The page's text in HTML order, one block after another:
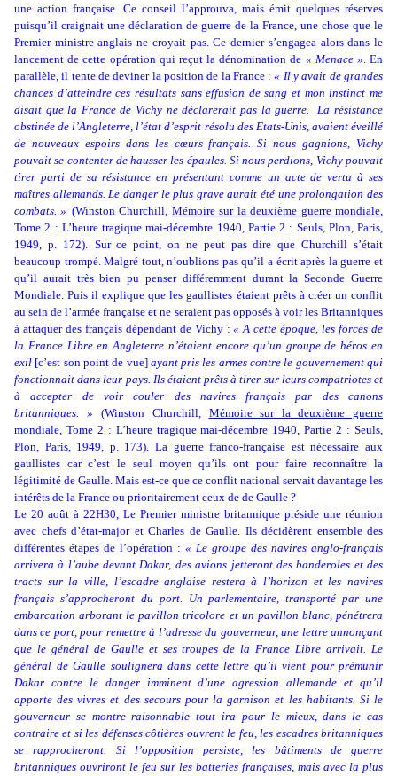
une action française. Ce conseil l’approuva, mais émit quelques réserves
puisqu’il craignait une déclaration de guerre de la France, une chose que le
Premier ministre anglais ne croyait pas. Ce dernier s’engagea alors dans le
lancement de cette opération qui reçut la dénomination de « Menace ». En
parallèle, il tente de deviner la position de la France :« Il y avait de grandes
chances d’atteindre ces résultats sans effusion de sang et mon instinct me
disait que la France de Vichy ne déclarerait pas la guerre.
La résistance
obstinée de l’Angleterre, l’état d’esprit résolu des Etats-Unis, avaient éveillé
de nouveaux espoirs dans les cœurs français. Si nous gagnions, Vichy
pouvait se contenter de hausser les épaules. Si nous perdions, Vichy pouvait
tirer parti de sa résistance en présentant comme un acte de vertu à ses
maîtres allemands. Le danger le plus grave aurait été une prolongation des
combats. » (Winston Churchill, Mémoire sur la deuxième guerre mondiale,
Tome 2 : L’heure tragique mai-décembre 1940, Partie 2 : Seuls, Plon, Paris,
1949, p. 172). Sur ce point, on ne peut pas dire que Churchill s’était
beaucoup trompé. Malgré tout, n’oublions pas qu’il a écrit après la guerre et
qu’il aurait très bien pu penser différemment durant la Seconde Guerre
Mondiale. Puis il explique que les gaullistes étaient prêts à créer un conflit
au sein de l’armée française et ne seraient pas opposés à voir les Britanniques
à attaquer des français dépendant de Vichy :« A cette époque, les forces de
la France Libre en Angleterre n’étaient encore qu’un groupe de héros en
exil [c’est son point de vue] ayant pris les armes contre le gouvernement qui
fonctionnait dans leur pays. Ils étaient prêts à tirer sur leurs compatriotes et
à accepter de voir couler des navires français par des canons
britanniques. »
(Winston Churchill, Mémoire sur la deuxième guerre
mondiale, Tome 2 : L’heure tragique mai-décembre 1940, Partie 2 : Seuls,
Plon, Paris, 1949, p. 173). La guerre franco-française est nécessaire aux
gaullistes car c’est le seul moyen qu’ils ont pour faire reconnaître la
légitimité de Gaulle. Mais est-ce que ce conflit national servait davantage les
intérêts de la France ou prioritairement ceux de de Gaulle ?
Le 20 août à 22H30, Le Premier ministre britannique préside une réunion
avec chefs d’état-major et Charles de Gaulle. Ils décidèrent ensemble des
différentes étapes de l’opération : « Le groupe des navires anglo-français
arrivera à l’aube devant Dakar, des avions jetteront des banderoles et des
tracts sur la ville, l’escadre anglaise restera à l’horizon et les navires
français s’approcheront du port. Un parlementaire, transporté par une
embarcation arborant le pavillon tricolore et un pavillon blanc, pénétrera
dans ce port, pour remettre à l’adresse du gouverneur, une lettre annonçant
que le général de Gaulle et ses troupes de la France Libre arrivait. Le
général de Gaulle soulignera dans cette lettre qu’il vient pour prémunir
Dakar contre le danger imminent d’une agression allemande et qu’il
apporte des vivres et des secours pour la garnison et les habitants. Si le
gouverneur se montre raisonnable tout ira pour le mieux, dans le cas
contraire et si les défenses côtières ouvrent le feu, les escadres britanniques
se rapprocheront. Si l’opposition persiste, les bâtiments de guerre
britanniques ouvriront le feu sur les batteries françaises, mais avec la plus